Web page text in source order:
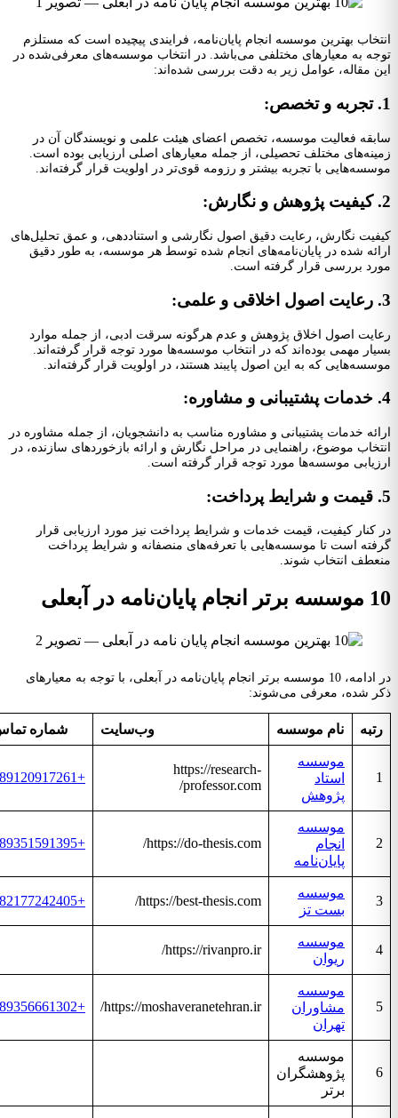
بهترین موسسه انجام پایان‌نامه، فرایندی پیچیده است که مستلزم
به معیارهای مختلفی می‌باشد. در انتخاب موسسه‌های معرفی‌شده در
مقاله، عوامل زیر به دقت بررسی شده‌اند:
فعالیت موسسه، تخصص اعضای هیئت علمی و نویسندگان آن در
مختلف تحصیلی، از جمله معیارهای اصلی ارزیابی بوده است.
با تجربه بیشتر و رزومه قوی‌تر در اولویت قرار گرفته‌اند.
نگارش، رعایت دقیق اصول نگارشی و استناددهی، و عمق تحلیل‌های
شده در پایان‌نامه‌های انجام شده توسط هر موسسه، به طور دقیق
بررسی قرار گرفته است.
اصول اخلاق پژوهش و عدم هرگونه سرقت ادبی، از جمله موارد
مهمی بوده‌اند که در انتخاب موسسه‌ها مورد توجه قرار گرفته‌اند.
که به این اصول پایبند هستند، در اولویت قرار گرفته‌اند.
خدمات پشتیبانی و مشاوره مناسب به دانشجویان، از جمله مشاوره در
موضوع، راهنمایی در مراحل نگارش و ارائه بازخوردهای سازنده، در
موسسه‌ها مورد توجه قرار گرفته است.
کنار کیفیت، قیمت خدمات و شرایط پرداخت نیز مورد ارزیابی قرار
است تا موسسه‌هایی با تعرفه‌های منصفانه و شرایط پرداخت
انتخاب شوند.
در آبعلی
در ادامه، 10 موسسه برتر انجام پایان‌نامه در آبعلی، با توجه به معیارهای
شده، معرفی می‌شوند:
رتبه نام موسسه وب‌سایت شماره تماس
موسسه
استاد
پژوهش
https://research-
professor.com/
موسسه
انجام
پایان‌نامه
https://do-thesis.com/
موسسه
بست تز
https://best-thesis.com/
موسسه
ریوان
https://rivanpro.ir/
موسسه
مشاوران
تهران
https://moshaveranetehran.ir/
+989356661302
موسسه
پژوهشگران
برتر